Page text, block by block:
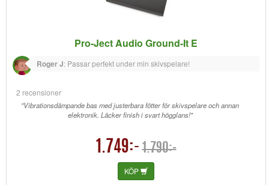
Pro-Ject Audio Ground-It E
Roger J: Passar perfekt under min skivspelare!
2 recensioner
"Vibrationsdämpande bas med justerbara fötter för skivspelare och annan
elektronik. Läcker finish i svart högglans!"
1.749:- 1.790:-
KÖP